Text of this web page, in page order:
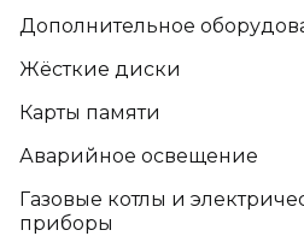
Дополнительное
Жёсткие диски
Карты памяти
Аварийное освещение
Газовые котлы и
приборы